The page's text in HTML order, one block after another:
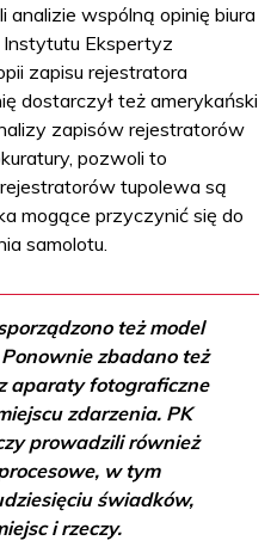
analizie wspólną opinię biura
Ekspertyz
zapisu rejestratora
dostarczył też amerykański
zapisów rejestratorów
pozwoli to
tupolewa są
mogące przyczynić się do
samolotu.
też model
zbadano też
aparaty fotograficzne
zdarzenia. PK
prowadzili również
w tym
świadków,
i rzeczy.